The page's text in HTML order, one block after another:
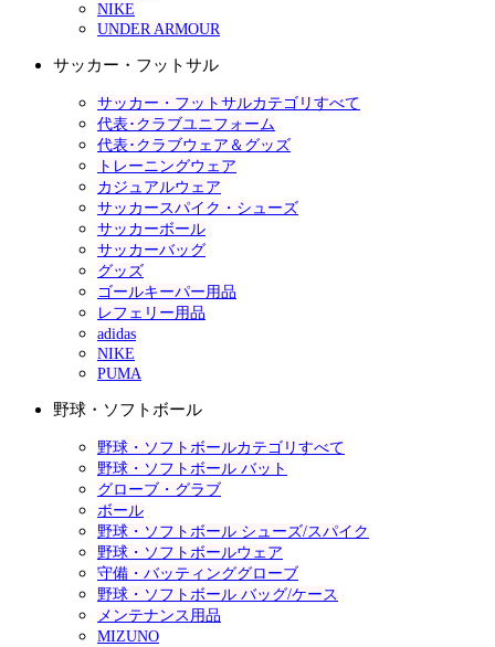
NIKE
UNDER ARMOUR
サッカー・フットサル
サッカー・フットサルカテゴリすべて
代表･クラブユニフォーム
代表･クラブウェア＆グッズ
トレーニングウェア
カジュアルウェア
サッカースパイク・シューズ
サッカーボール
サッカーバッグ
グッズ
ゴールキーパー用品
レフェリー用品
adidas
NIKE
PUMA
野球・ソフトボール
野球・ソフトボールカテゴリすべて
野球・ソフトボール バット
グローブ・グラブ
ボール
野球・ソフトボール シューズ/スパイク
野球・ソフトボールウェア
守備・バッティンググローブ
野球・ソフトボール バッグ/ケース
メンテナンス用品
MIZUNO